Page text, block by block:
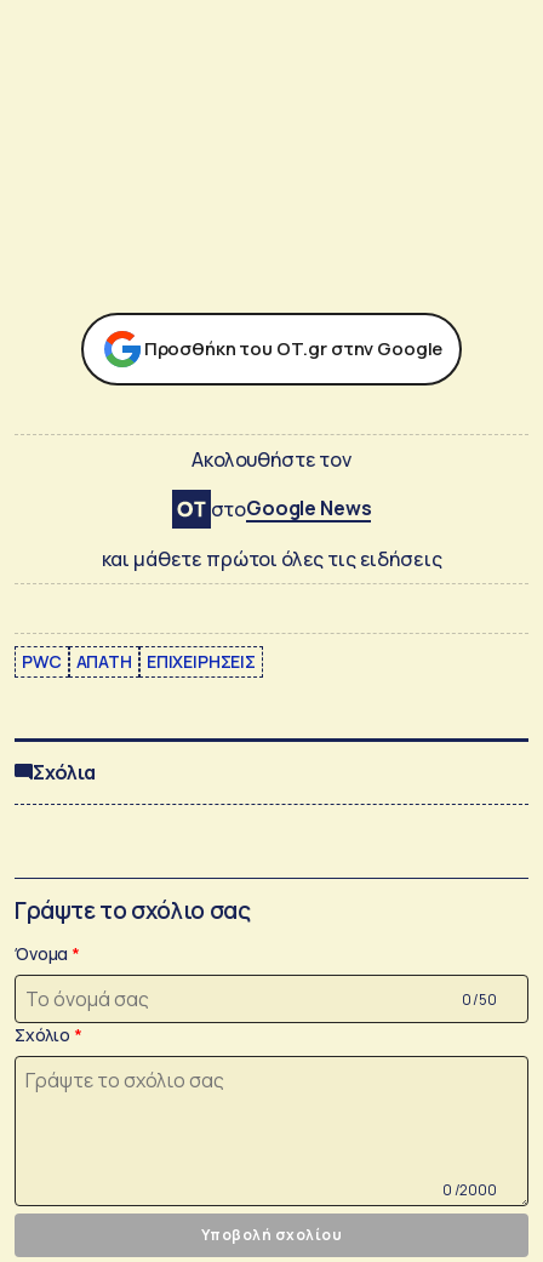
Προσθήκη του ΟΤ.gr στην Google
Ακολουθήστε τον
στοGoogle News
και μάθετε πρώτοι όλες τις ειδήσεις
PWC ΑΠΑΤΗ ΕΠΙΧΕΙΡΗΣΕΙΣ
Σχόλια
Γράψτε το σχόλιο σας
Όνομα
0 /50
Σχόλιο
0 /2000
Υποβολή σχολίου